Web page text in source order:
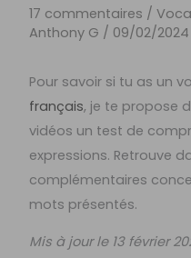
17 commentaires /
Anthony G / 09/02/2024
Pour savoir si tu as un
français, je te propose
vidéos un test de
expressions. Retrouve
complémentaires
mots présentés.
Mis à jour le 13 février